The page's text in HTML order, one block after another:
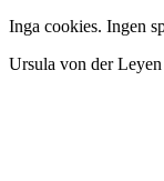
Inga cookies. Ingen
Ursula von der